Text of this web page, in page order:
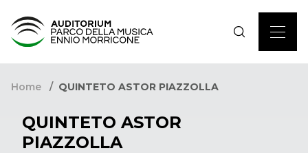
Home QUINTETO ASTOR PIAZZOLLA
QUINTETO ASTOR
PIAZZOLLA